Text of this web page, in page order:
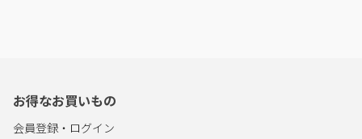
お得なお買いもの
会員登録・ログイン